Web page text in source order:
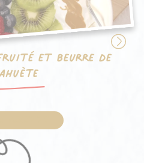
et beurre de
recette